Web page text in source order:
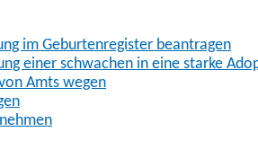
im Geburtenregister beantragen
einer schwachen in eine starke
Amts wegen